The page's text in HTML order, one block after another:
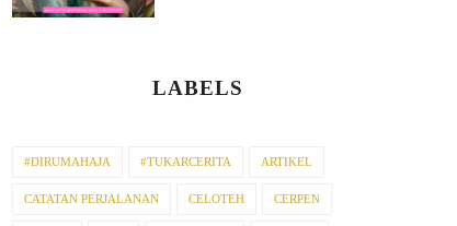
LABELS
#DIRUMAHAJA #TUKARCERITA ARTIKEL
CATATAN PERJALANAN CELOTEH CERPEN